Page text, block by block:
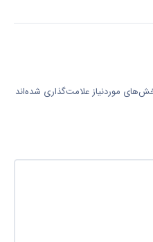
موردنیاز علامت‌گذاری شده‌اند